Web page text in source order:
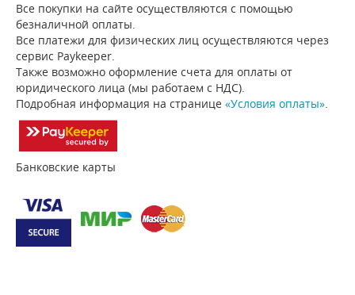
Все покупки на сайте осуществляются с помощью
безналичной оплаты.
Все платежи для физических лиц осуществляются через
сервис Paykeeper.
Также возможно оформление счета для оплаты от
юридического лица (мы работаем с НДС).
Подробная информация на странице «Условия оплаты».
Банковские карты